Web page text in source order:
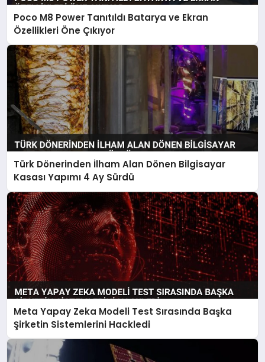
Poco M8 Power Tanıtıldı Batarya ve Ekran
Özellikleri Öne Çıkıyor
Türk Dönerinden İlham Alan Dönen Bilgisayar
Kasası Yapımı 4 Ay Sürdü
Meta Yapay Zeka Modeli Test Sırasında Başka
Şirketin Sistemlerini Hackledi